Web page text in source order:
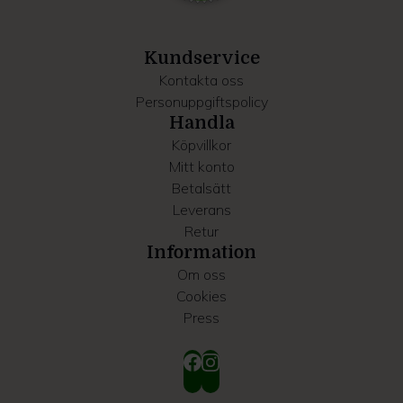
information som du har tillhandahållit eller som de har
Kundservice
Kontakta oss
Personuppgiftspolicy
Handla
Köpvillkor
Mitt konto
Betalsätt
Leverans
Retur
Information
Om oss
Cookies
Press